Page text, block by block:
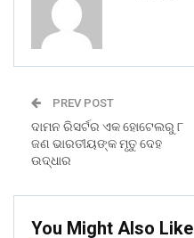
PREV POST
ଦାମନ ରିସର୍ଟର ଏକ ହୋଟେଲରୁ ୮
ଜଣ ଭାରତୀୟଙ୍କ ମୃତୁ ଦେହ
ଉଦ୍ଧାର
You Might Also Like